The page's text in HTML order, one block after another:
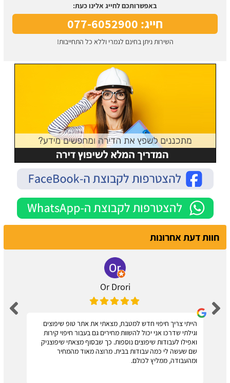
באפשרותכם לחייג אלינו כעת:
חייג: 077-6052900
השירות ניתן בחינם לגמרי וללא כל התחייבות!
חוות דעת אחרונות
Or Drori
הייתי צריך חיפוי חדש למטבח, מצאתי את אתר טופ שיפוצים
וגילתי שדרכו אני יכול להשוות מחירים גם בעבור חיפוי קירות
ואפילו לעבודות שיפוצים נוספות. כך שבסוף מצאתי שיפוצניק
שם שעשה לי כמה עבודות בבית. מרוצה מאוד מהמחיר
ומהעבודה, ממליץ לכולם.